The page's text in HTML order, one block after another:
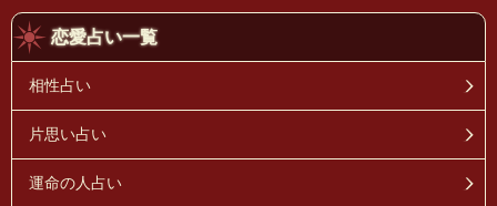
恋愛占い一覧
相性占い
片思い占い
運命の人占い